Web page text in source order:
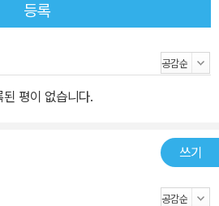
등록
된 평이 없습니다.
쓰기